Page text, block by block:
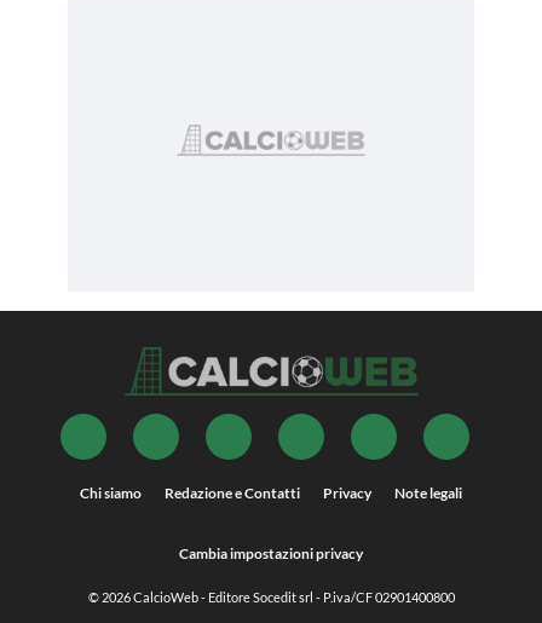
Chi siamo Redazione e Contatti Privacy Note legali
Cambia impostazioni privacy
© 2026CalcioWeb- Editore Socedit srl - P.iva/CF 02901400800